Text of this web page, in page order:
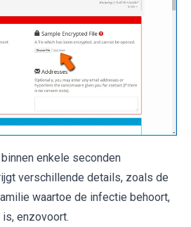
enkele seconden
verschillende details, zoals de
waartoe de infectie behoort,
enzovoort.